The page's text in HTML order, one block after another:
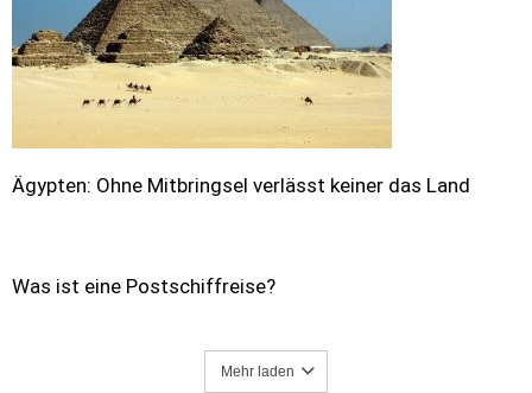
Ägypten: Ohne Mitbringsel verlässt keiner das Land
Was ist eine Postschiffreise?
Mehr laden